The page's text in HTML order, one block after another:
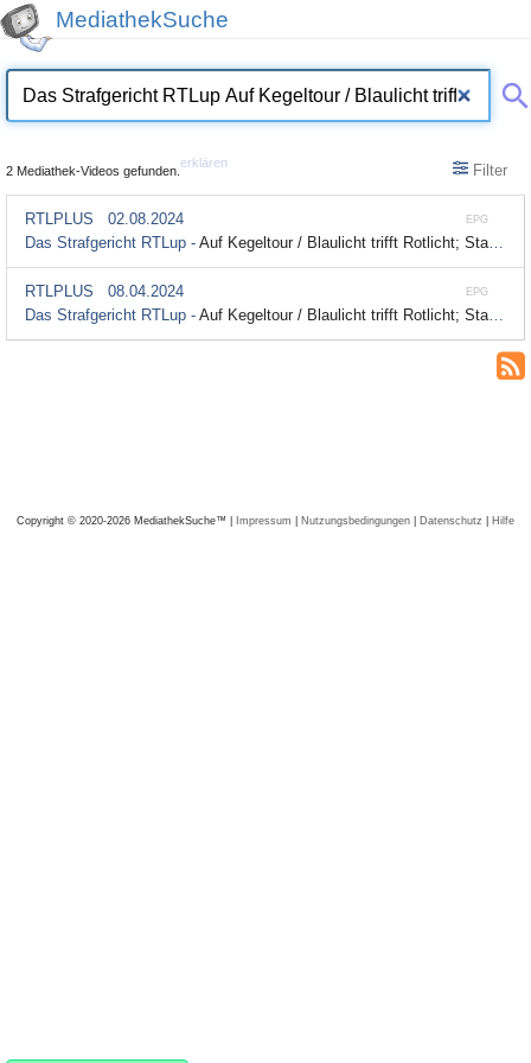
MediathekSuche
2 Mediathek-Videos gefunden.
erklären Filter
EPG
RTLPLUS
02.08.2024
Das Strafgericht RTLup - Auf Kegeltour / Blaulicht trifft Rotlicht; Staffel 2, Folge 17
EPG
RTLPLUS
08.04.2024
Das Strafgericht RTLup - Auf Kegeltour / Blaulicht trifft Rotlicht; Staffel 2, Folge 17
Copyright © 2020-2026 MediathekSuche™ | Impressum | Nutzungsbedingungen | Datenschutz | Hilfe